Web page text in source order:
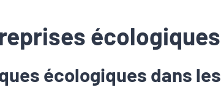
écologiques
écologiques dans les